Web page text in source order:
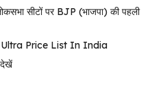
सीटों पर BJP (भाजपा) की पहली
Ultra Price List In India
देखें